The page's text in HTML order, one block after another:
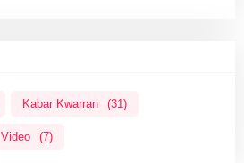
Kabar Kwarran (31)
Video (7)